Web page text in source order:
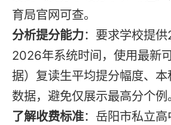
育局官网可查。
分析提分能力：要求学校提
2026年系统时间，使用最新
据）复读生平均提分幅度、
数据，避免仅展示最高分个例
了解收费标准：岳阳市私立